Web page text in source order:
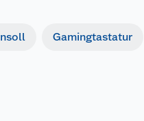
Gamingtastatur